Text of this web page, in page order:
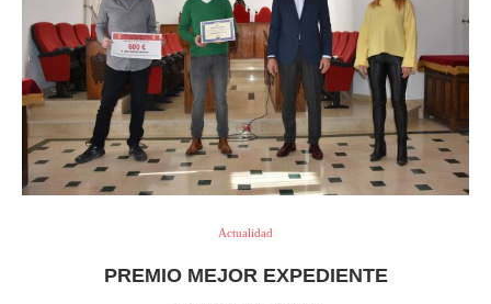
Actualidad
PREMIO MEJOR EXPEDIENTE